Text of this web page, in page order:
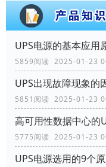
UPS电源的基本应用
5859阅读 2025-01-23
UPS出现故障现象的
5851阅读 2025-01-23
高可用性数据中心的
5775阅读 2025-01-23
UPS电源选用的9个